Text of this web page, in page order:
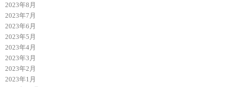
2023年8月
2023年7月
2023年6月
2023年5月
2023年4月
2023年3月
2023年2月
2023年1月